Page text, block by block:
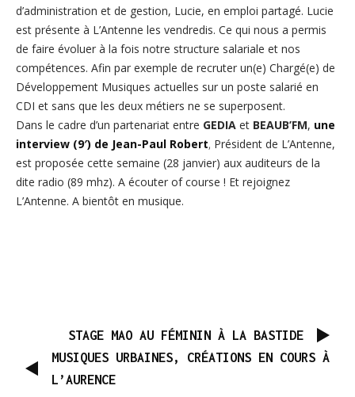
d’administration et de gestion, Lucie, en emploi partagé. Lucie
est présente à L’Antenne les vendredis. Ce qui nous a permis
de faire évoluer à la fois notre structure salariale et nos
compétences. Afin par exemple de recruter un(e) Chargé(e) de
Développement Musiques actuelles sur un poste salarié en
CDI et sans que les deux métiers ne se superposent.
Dans le cadre d’un partenariat entre GEDIA et BEAUB’FM, une
interview (9′) de Jean-Paul Robert, Président de L’Antenne,
est proposée cette semaine (28 janvier) aux auditeurs de la
dite radio (89 mhz). A écouter of course ! Et rejoignez
L’Antenne. A bientôt en musique.
STAGE MAO AU FÉMININ À LA BASTIDE
MUSIQUES URBAINES, CRÉATIONS EN COURS À
L’AURENCE